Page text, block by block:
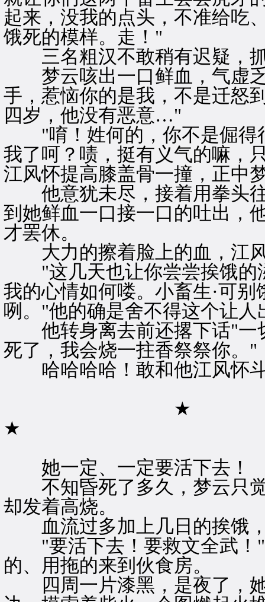
起来，没我的点头，不准给吃
饿死的模样。走！"
三名粗汉不敢稍有迟疑，抓
梦云咳出一口鲜血，气虚乏
手，惹恼你的是我，不是迁怒
四岁，他没有恶意…"
"唷！姓何的，你不是倔得
我了呵？啧，挺有义气的嘛，
江风怀提高膝盖骨一撞，正中
他意犹未尽，接着用拳头往
到她鲜血一口接一口的吐出，
才罢休。
大力的擦着脸上的血，江风
"这几天也让你尝尝挨饿的
我的心情如何喽。小畜生·可
咧。"他的确是舍不得这个让人
他转身离去前还撂下话"一
死了，我会烧一拄香祭祭你。"
哈哈哈哈！敢和他江风怀斗
★
★
她一定、一定要活下去！
不知昏死了多久，梦云只觉
却发着高烧。
血流过多加上几日的挨饿，
"要活下去！要救文全武！"
的、用拖的来到伙食房。
四周一片漆黑，是夜了，她